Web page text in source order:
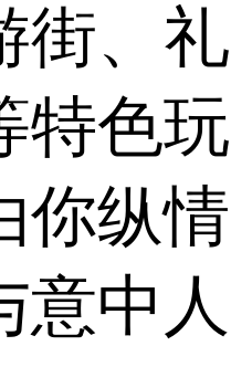
街、礼
特色玩
你纵情
意中人